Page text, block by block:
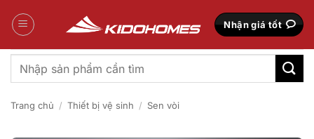
qua
Nhận giá tốt
Tìm
kiếm:
Trang chủ / Thiết bị vệ sinh / Sen vòi